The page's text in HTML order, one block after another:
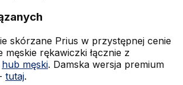
skórzane Prius w przystępnej cenie
męskie rękawiczki łącznie z
hub męski. Damska wersja premium
tutaj.